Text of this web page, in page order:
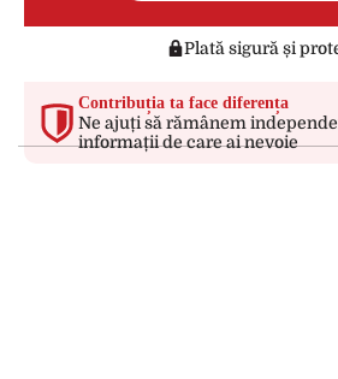
Plată sigură și
Contribuția ta face diferența
Ne ajuți să rămânem
informații de care ai nevoie